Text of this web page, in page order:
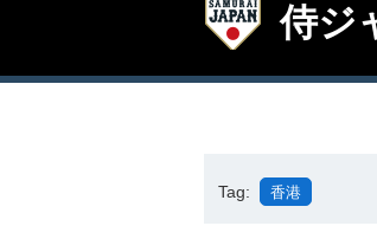
侍ジ
Tag: 香港